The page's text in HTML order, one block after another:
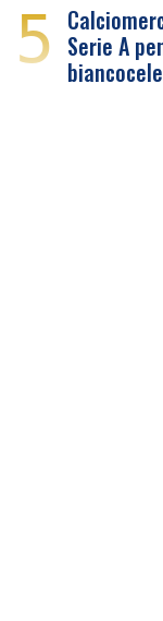
5 Serie A